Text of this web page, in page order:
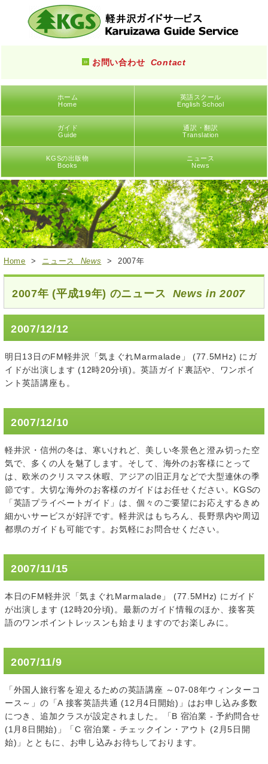
お問い合わせ Contact
ホーム
Home
英語スクール
English School
ガイド
Guide
通訳・翻訳
Translation
KGSの出版物
Books
ニュース
News
Home > ニュース News > 2007年
2007年 (平成19年) のニュース News in 2007
2007/12/12
明日13日のFM軽井沢「気まぐれMarmalade」 (77.5MHz) にガ
イドが出演します (12時20分頃)。英語ガイド裏話や、ワンポイ
ント英語講座も。
2007/12/10
軽井沢・信州の冬は、寒いけれど、美しい冬景色と澄み切った空
気で、多くの人を魅了します。そして、海外のお客様にとって
は、欧米のクリスマス休暇、アジアの旧正月などで大型連休の季
節です。大切な海外のお客様のガイドはお任せください。KGSの
「英語プライベートガイド」は、個々のご要望にお応えするきめ
細かいサービスが好評です。軽井沢はもちろん、長野県内や周辺
都県のガイドも可能です。お気軽にお問合せください。
2007/11/15
本日のFM軽井沢「気まぐれMarmalade」 (77.5MHz) にガイド
が出演します (12時20分頃)。最新のガイド情報のほか、接客英
語のワンポイントレッスンも始まりますのでお楽しみに。
2007/11/9
「外国人旅行客を迎えるための英語講座 ～07-08年ウィンターコ
ース～」の「A 接客英語共通 (12月4日開始)」はお申し込み多数
につき、追加クラスが設定されました。「B 宿泊業 - 予約問合せ
(1月8日開始)」「C 宿泊業 - チェックイン・アウト (2月5日開
始)」とともに、お申し込みお待ちしております。